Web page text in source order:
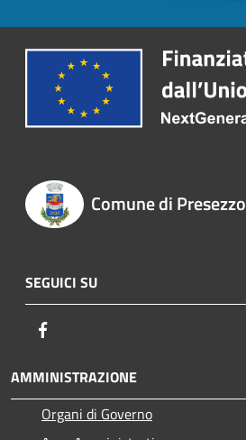
Comune di Presezzo
SEGUICI SU
AMMINISTRAZIONE
Organi di Governo